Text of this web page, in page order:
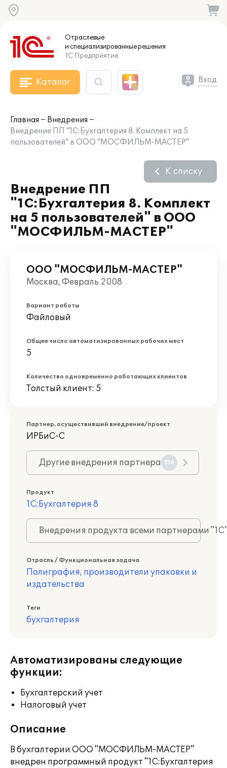
Отраслевые
и специализированныерешения
1С:Предприятие
Каталог Вход
Главная
Внедрения
Внедрение ПП "1С:Бухгалтерия 8. Комплект на 5
пользователей" в ООО "МОСФИЛЬМ-МАСТЕР"
Внедрение ПП
"1С:Бухгалтерия 8. Комплект
на 5 пользователей" в ООО
"МОСФИЛЬМ-МАСТЕР"
К списку
ООО "МОСФИЛЬМ-МАСТЕР"
Москва, Февраль 2008
Вариант работы
Файловый
Общее число автоматизированных рабочих мест
5
Количество одновременно работающих клиентов
Толстый клиент: 5
Партнер, осуществивший внедрение/проект
ИРБиС-С
Другие внедрения партнера 516
Продукт
1С:Бухгалтерия 8
Внедрения продукта всеми партнерами
Отрасль / Функциональная задача
Полиграфия, производители упаковки и
издательства
Теги
бухгалтерия
Автоматизированы следующие
функции:
Бухгалтерский учет
Налоговый учет
Описание
В бухгалтерии ООО "МОСФИЛЬМ-МАСТЕР"
внедрен программный продукт "1С:Бухгалтерия